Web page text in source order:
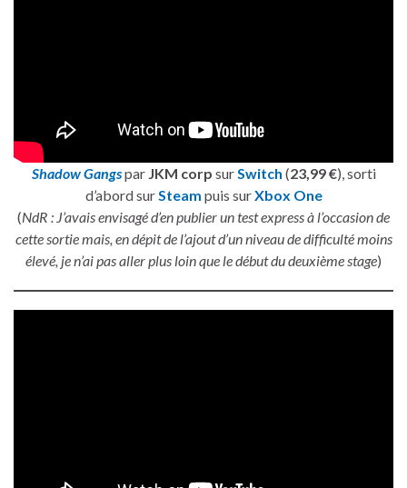
Shadow Gangspar JKM corp surSwitch (23,99 €), sorti
d’abord surSteam puis surXbox One
(NdR : J’avais envisagé d’en publier un test express à l’occasion de
cette sortie mais, en dépit de l’ajout d’un niveau de difficulté moins
élevé, je n’ai pas aller plus loin que le début du deuxième stage)